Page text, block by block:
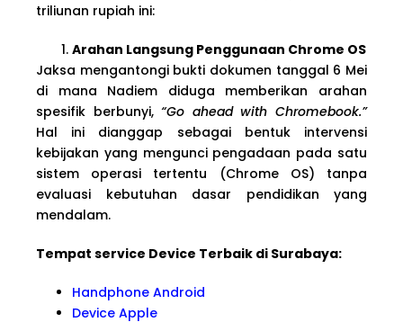
triliunan rupiah ini:
Arahan Langsung Penggunaan Chrome OS
Jaksa mengantongi bukti dokumen tanggal 6 Mei
di mana Nadiem diduga memberikan arahan
spesifik berbunyi,“Go ahead with Chromebook.”
Hal ini dianggap sebagai bentuk intervensi
kebijakan yang mengunci pengadaan pada satu
sistem operasi tertentu (Chrome OS) tanpa
evaluasi kebutuhan dasar pendidikan yang
mendalam.
Tempat service Device Terbaik di Surabaya:
Handphone Android
Device Apple